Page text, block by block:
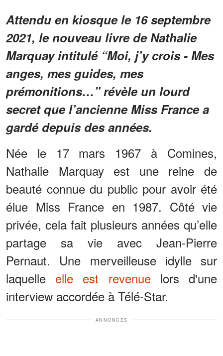
Attendu en kiosque le 16 septembre
2021, le nouveau livre de Nathalie
Marquay intitulé “Moi, j’y crois - Mes
anges, mes guides, mes
prémonitions…” révèle un lourd
secret que l’ancienne Miss France a
gardé depuis des années.
Née le 17 mars 1967 à Comines,
Nathalie Marquay est une reine de
beauté connue du public pour avoir été
élue Miss France en 1987. Côté vie
privée, cela fait plusieurs années qu’elle
partage sa vie avec Jean-Pierre
Pernaut. Une merveilleuse idylle sur
laquelle elle est revenuelors d'une
interview accordée à Télé-Star.
ANNONCES